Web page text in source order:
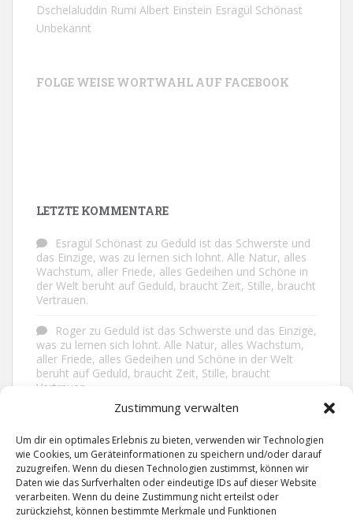
Zustimmung verwalten
Um dir ein optimales Erlebnis zu bieten, verwenden wir Technologien
wie Cookies, um Geräteinformationen zu speichern und/oder darauf
zuzugreifen. Wenn du diesen Technologien zustimmst, können wir
Daten wie das Surfverhalten oder eindeutige IDs auf dieser Website
verarbeiten. Wenn du deine Zustimmung nicht erteilst oder
zurückziehst, können bestimmte Merkmale und Funktionen
Dschelaluddin Rumi Albert Einstein Esragül Schönast
Unbekannt
FOLGE WEISE WORTWAHL AUF FACEBOOK
LETZTE KOMMENTARE
Esragül Schönast zu Geduld ist das Schwerste und
das Einzige, was zu lernen sich lohnt. Alle Natur, alles
Wachstum, aller Friede, alles Gedeihen und Schöne in
der Welt beruht auf Geduld, braucht Zeit, Stille, braucht
Vertrauen.
Roger zu Geduld ist das Schwerste und das Einzige,
was zu lernen sich lohnt. Alle Natur, alles Wachstum,
aller Friede, alles Gedeihen und Schöne in der Welt
beruht auf Geduld, braucht Zeit, Stille, braucht
Vertrauen.
Nichts in unserem Leben
geschieht ohne Grund. Der Rest ist Zufall.
GridzuMan lebt ruhiger, wenn man nicht alles
sagt, was man weiß, nicht alles glaubt, was man hört
und über den Rest einfach nur lächelt.